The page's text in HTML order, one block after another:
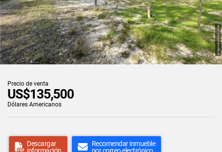
Precio de venta
US$135,500
Dólares Americanos
Descargar
información
Recomendar inmueble
por correo electrónico